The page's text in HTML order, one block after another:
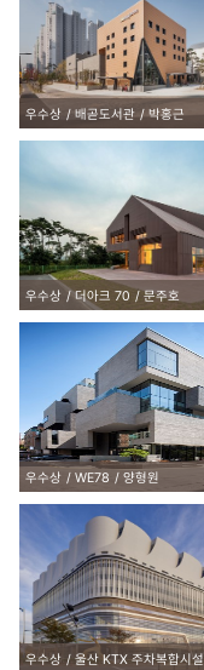
우수상 배곧도서관 박홍근
우수상 더아크 70 문주호
우수상 WE78 양형원
우수상 울산 KTX 주차복합시설